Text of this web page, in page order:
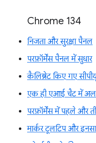
Chrome 134
निजता और सुरक्षा पैनल
परफ़ॉर्मेंस पैनल में सुधार
कैलिब्रेट किए गए
एक ही एआई चैट में
परफ़ॉर्मेंस में पहले और
मार्कर टूलटिप और